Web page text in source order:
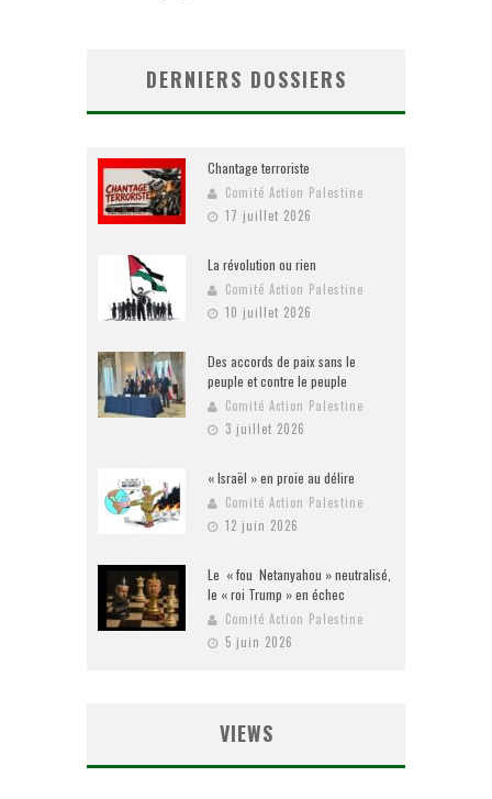
DERNIERS DOSSIERS
Chantage terroriste
Comité Action Palestine
17 juillet 2026
La révolution ou rien
Comité Action Palestine
10 juillet 2026
Des accords de paix sans le
peuple et contre le peuple
Comité Action Palestine
3 juillet 2026
« Israël » en proie au délire
Comité Action Palestine
12 juin 2026
Le « fou Netanyahou » neutralisé,
le « roi Trump » en échec
Comité Action Palestine
5 juin 2026
VIEWS